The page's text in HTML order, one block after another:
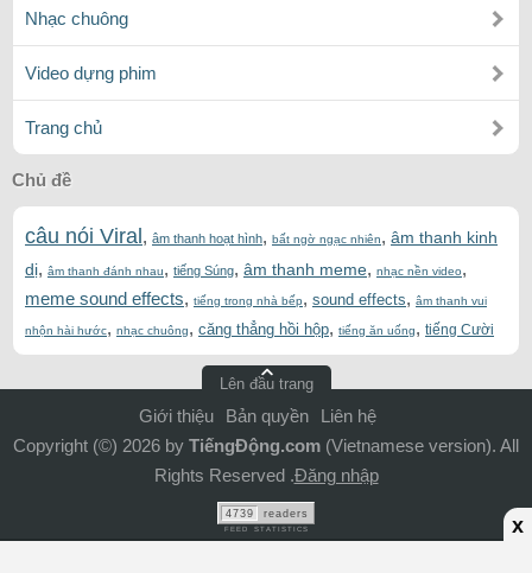
Nhạc chuông
Video dựng phim
Trang chủ
Chủ đề
câu nói Viral , âm thanh hoạt hình, bất ngờ ngạc nhiên, âm thanh kinh
dị, âm thanh đánh nhau, tiếng Súng, âm thanh meme, nhạc nền video,
meme sound effects, tiếng trong nhà bếp, sound effects, âm thanh vui
nhộn hài hước, nhạc chuông, căng thẳng hồi hộp, tiếng ăn uống, tiếng Cười
Lên đầu trang
Giới thiệu Bản quyền
Liên hệ
Copyright (©) 2026 by TiếngĐộng.com (Vietnamese version). All
Rights Reserved .Đăng nhập
4739 readers
FEED STATISTICS x